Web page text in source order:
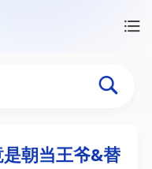
夫君竟
朝当王爷&替